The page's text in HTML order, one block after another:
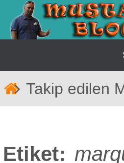
İçeriğe
geç
Takip edilen
Etiket: